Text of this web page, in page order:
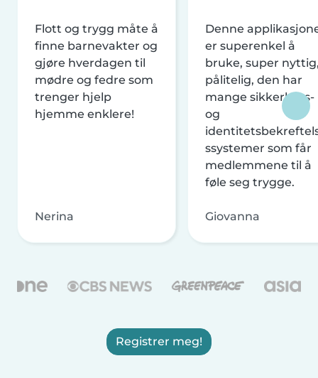
Flott og trygg måte å
finne barnevakter og
gjøre hverdagen til
mødre og fedre som
trenger hjelp
hjemme enklere!
Nerina
Denne
er superenkel å
bruke, super
pålitelig, den har
mange sikkerhets-
og
ssystemer som får
medlemmene til å
føle seg trygge.
Giovanna
Registrer meg!